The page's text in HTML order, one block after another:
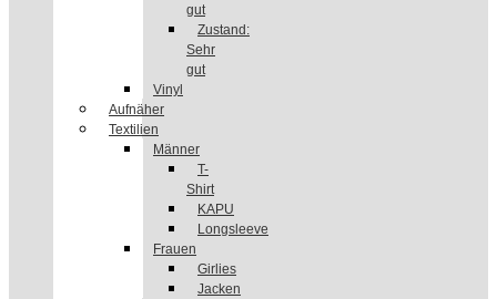
gut
Zustand:
Sehr
gut
Vinyl
Aufnäher
Textilien
Männer
T-
Shirt
KAPU
Longsleeve
Frauen
Girlies
Jacken